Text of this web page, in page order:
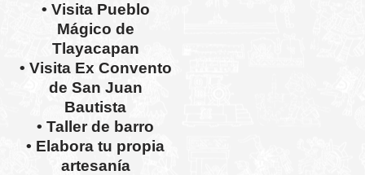
• Visita Pueblo
Mágico de
Tlayacapan
• Visita Ex Convento
de San Juan
Bautista
• Taller de barro
• Elabora tu propia
artesanía